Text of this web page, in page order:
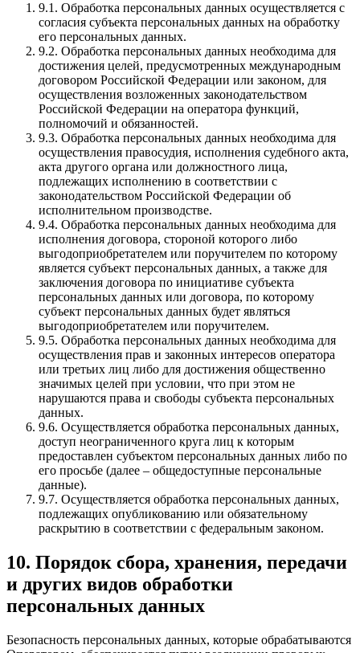
9.1. Обработка персональных данных осуществляется с
согласия субъекта персональных данных на обработку
его персональных данных.
9.2. Обработка персональных данных необходима для
достижения целей, предусмотренных международным
договором Российской Федерации или законом, для
осуществления возложенных законодательством
Российской Федерации на оператора функций,
полномочий и обязанностей.
9.3. Обработка персональных данных необходима для
осуществления правосудия, исполнения судебного акта,
акта другого органа или должностного лица,
подлежащих исполнению в соответствии с
законодательством Российской Федерации об
исполнительном производстве.
9.4. Обработка персональных данных необходима для
исполнения договора, стороной которого либо
выгодоприобретателем или поручителем по которому
является субъект персональных данных, а также для
заключения договора по инициативе субъекта
персональных данных или договора, по которому
субъект персональных данных будет являться
выгодоприобретателем или поручителем.
9.5. Обработка персональных данных необходима для
осуществления прав и законных интересов оператора
или третьих лиц либо для достижения общественно
значимых целей при условии, что при этом не
нарушаются права и свободы субъекта персональных
данных.
9.6. Осуществляется обработка персональных данных,
доступ неограниченного круга лиц к которым
предоставлен субъектом персональных данных либо по
его просьбе (далее – общедоступные персональные
данные).
9.7. Осуществляется обработка персональных данных,
подлежащих опубликованию или обязательному
раскрытию в соответствии с федеральным законом.
10. Порядок сбора, хранения, передачи
и других видов обработки
персональных данных
Безопасность персональных данных, которые обрабатываются